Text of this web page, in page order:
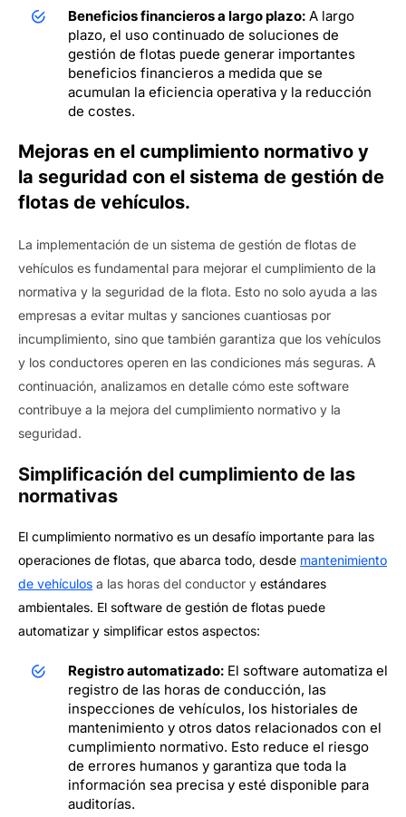
Beneficios financieros a largo plazo: A largo
plazo, el uso continuado de soluciones de
gestión de flotas puede generar importantes
beneficios financieros a medida que se
acumulan la eficiencia operativa y la reducción
de costes.
Mejoras en el cumplimiento normativo y
la seguridad con el sistema de gestión de
flotas de vehículos.
La implementación de un sistema de gestión de flotas de
vehículos es fundamental para mejorar el cumplimiento de la
normativa y la seguridad de la flota. Esto no solo ayuda a las
empresas a evitar multas y sanciones cuantiosas por
incumplimiento, sino que también garantiza que los vehículos
y los conductores operen en las condiciones más seguras. A
continuación, analizamos en detalle cómo este software
contribuye a la mejora del cumplimiento normativo y la
seguridad.
Simplificación del cumplimiento de las
normativas
El cumplimiento normativo es un desafío importante para las
operaciones de flotas, que abarca todo, desde mantenimiento
de vehículos a las horas del conductor y estándares
ambientales. El software de gestión de flotas puede
automatizar y simplificar estos aspectos:
Registro automatizado: El software automatiza el
registro de las horas de conducción, las
inspecciones de vehículos, los historiales de
mantenimiento y otros datos relacionados con el
cumplimiento normativo. Esto reduce el riesgo
de errores humanos y garantiza que toda la
información sea precisa y esté disponible para
auditorías.